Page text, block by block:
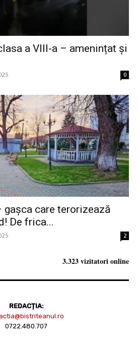
a VIII-a – amenințat și
0
gașca care terorizează
De frica...
2
3.323 vizitatori online
REDACȚIA:
0722.480.707